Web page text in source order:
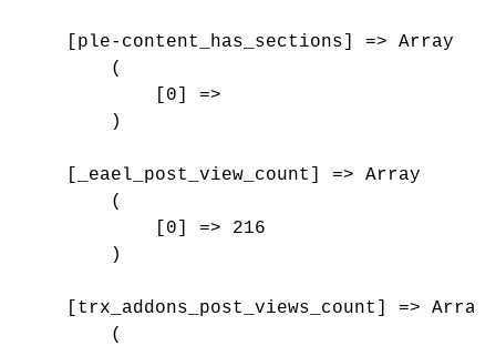
    [ple-content_has_sections] => Array
        (
            [0] =>
        )
    [_eael_post_view_count] => Array
        (
            [0] => 216
        )
    [trx_addons_post_views_count] => Array
        (